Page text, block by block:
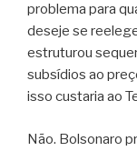
problema para
deseje se
estruturou
subsídios ao
isso custaria ao
Não. Bolsonaro